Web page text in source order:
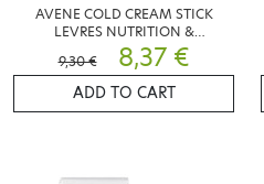
AVENE COLD CREAM STICK
LEVRES NUTRITION &
PROTECTION X2
9,30 € 8,37 €
ADD TO CART